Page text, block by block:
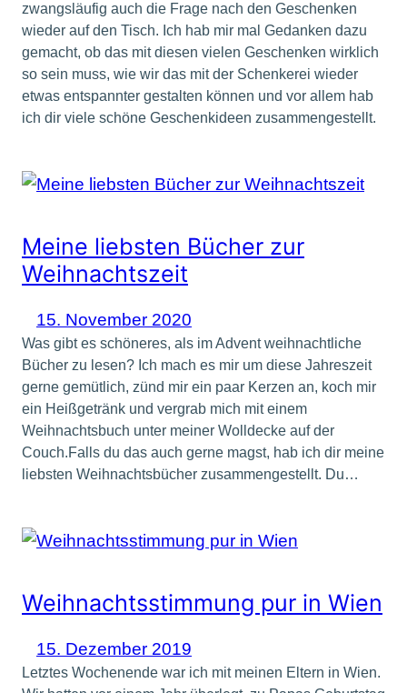
zwangsläufig auch die Frage nach den Geschenken
wieder auf den Tisch. Ich hab mir mal Gedanken dazu
gemacht, ob das mit diesen vielen Geschenken wirklich
so sein muss, wie wir das mit der Schenkerei wieder
etwas entspannter gestalten können und vor allem hab
ich dir viele schöne Geschenkideen zusammengestellt.
Meine liebsten Bücher zur
Weihnachtszeit
15. November 2020
Was gibt es schöneres, als im Advent weihnachtliche
Bücher zu lesen? Ich mach es mir um diese Jahreszeit
gerne gemütlich, zünd mir ein paar Kerzen an, koch mir
ein Heißgetränk und vergrab mich mit einem
Weihnachtsbuch unter meiner Wolldecke auf der
Couch.Falls du das auch gerne magst, hab ich dir meine
liebsten Weihnachtsbücher zusammengestellt. Du…
Weihnachtsstimmung pur in Wien
15. Dezember 2019
Letztes Wochenende war ich mit meinen Eltern in Wien.